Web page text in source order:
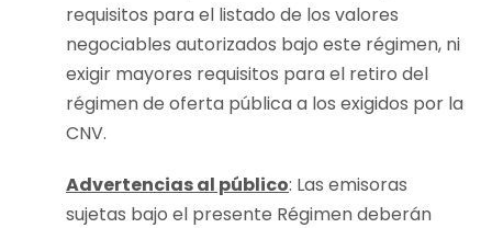
requisitos para el listado de los valores
negociables autorizados bajo este régimen, ni
exigir mayores requisitos para el retiro del
régimen de oferta pública a los exigidos por la
CNV.
Advertencias al público: Las emisoras
sujetas bajo el presente Régimen deberán